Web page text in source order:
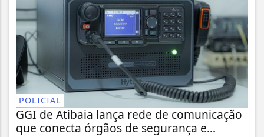
POLICIAL
GGI de Atibaia lança rede de comunicação
que conecta órgãos de segurança e...